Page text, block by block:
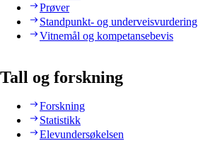
Prøver
Standpunkt- og underveisvurdering
Vitnemål og kompetansebevis
Tall og forskning
Forskning
Statistikk
Elevundersøkelsen